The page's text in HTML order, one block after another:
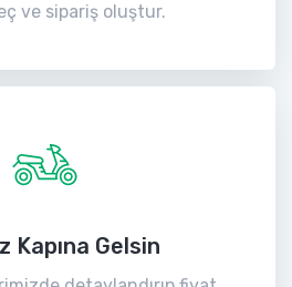
ve sipariş oluştur.
Kapına Gelsin